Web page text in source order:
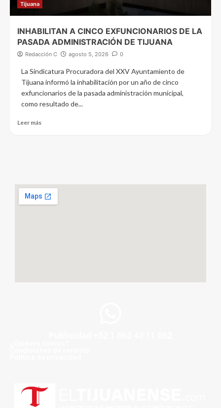
Tijuana
INHABILITAN A CINCO EXFUNCIONARIOS DE LA
PASADA ADMINISTRACIÓN DE TIJUANA
Redacción C agosto 5, 2026 0
La Sindicatura Procuradora del XXV Ayuntamiento de
Tijuana informó la inhabilitación por un año de cinco
exfuncionarios de la pasada administración municipal,
como resultado de...
Leer más